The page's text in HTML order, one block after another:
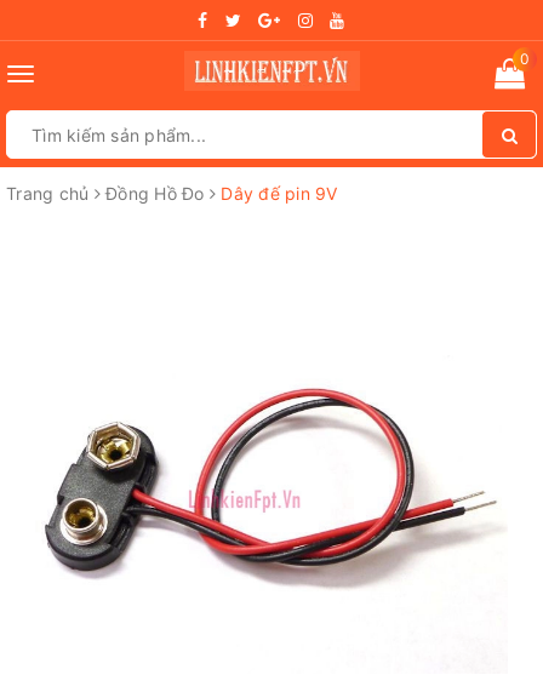
Toggle
0
Trang chủ Đồng Hồ Đo Dây đế pin 9V